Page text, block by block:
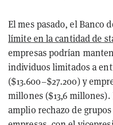
El mes pasado, el Banco
límite en la cantidad de
empresas podrían
individuos limitados a
($13.600–$27.200) y
millones ($13,6
amplio rechazo de